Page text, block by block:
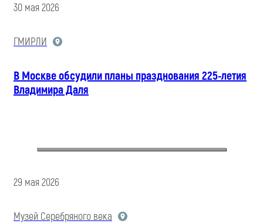
30 мая 2026
ГМИРЛИ
В Москве обсудили планы празднования 225-летия
Владимира Даля
29 мая 2026
Музей Серебряного века